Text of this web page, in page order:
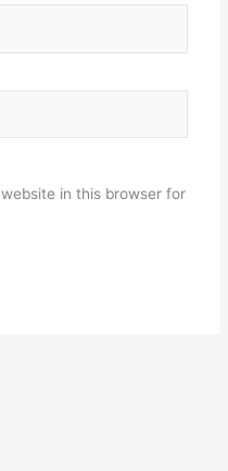
in this browser for